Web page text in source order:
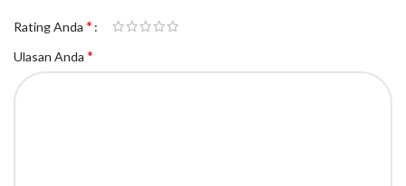
Rating Anda *
Ulasan Anda *